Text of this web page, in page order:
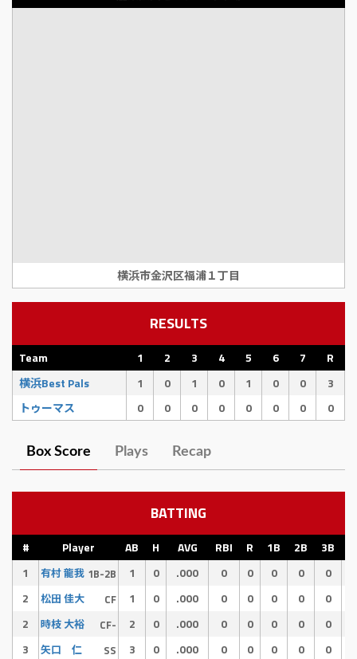
横浜市金沢区福浦１丁目
RESULTS
Team 1 2 3 4 5 6 7
R
横浜Best Pals
1 0 1 0 1 0 0
3
トゥーマス
0 0 0 0 0 0 0 0
Box Score Plays Recap
BATTING
# Player AB H AVG RBI R 1B 2B 3B
1
有村 龍我 1B-2B 1 0 .000 0 0 0 0 0
2
松田 佳大 CF 1 0 .000 0 0 0 0 0
2
時枝 大裕 CF- 2 0 .000 0 0 0 0 0
3
矢口 仁 SS 3 0 .000 0 0 0 0 0